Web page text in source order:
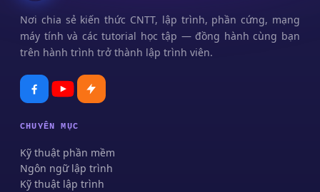
Nơi chia sẻ kiến thức CNTT, lập trình, phần cứng, mạng
máy tính và các tutorial học tập — đồng hành cùng bạn
trên hành trình trở thành lập trình viên.
CHUYÊN MỤC
Kỹ thuật phần mềm
Ngôn ngữ lập trình
Kỹ thuật lập trình